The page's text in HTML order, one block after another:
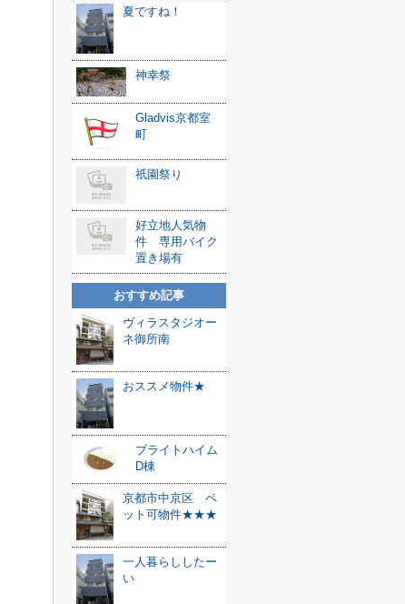
夏ですね！
神幸祭
Gladvis京都室
町
祇園祭り
好立地人気物
件 専用バイク
置き場有
おすすめ記事
ヴィラスタジオー
ネ御所南
おススメ物件★
ブライトハイム
D棟
京都市中京区 ペ
ット可物件★★★
一人暮らししたー
い